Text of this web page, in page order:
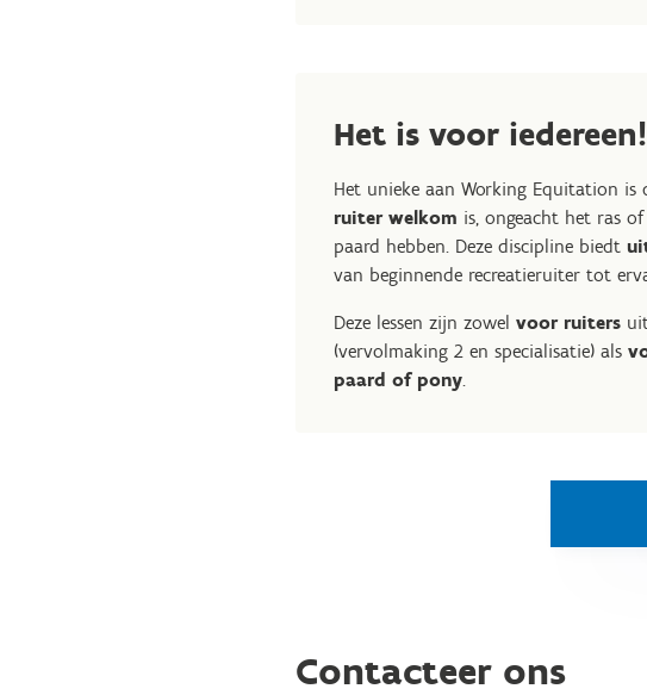
Het is voor iedereen!
Het unieke aan Working Equitation is
ruiter welkom is, ongeacht het ras
paard hebben. Deze discipline biedt
van beginnende recreatieruiter tot
Deze lessen zijn zowel voor ruiters
(vervolmaking 2 en specialisatie) als
paard of pony.
Contacteer ons